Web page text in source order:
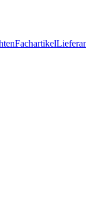
Fachartikel